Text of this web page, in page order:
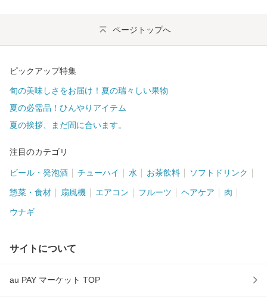
ページトップへ
ピックアップ特集
旬の美味しさをお届け！夏の瑞々しい果物
夏の必需品！ひんやりアイテム
夏の挨拶、まだ間に合います。
注目のカテゴリ
ビール・発泡酒 チューハイ 水 お茶飲料 ソフトドリンク
惣菜・食材 扇風機 エアコン フルーツ ヘアケア 肉
ウナギ
サイトについて
au PAY マーケット TOP